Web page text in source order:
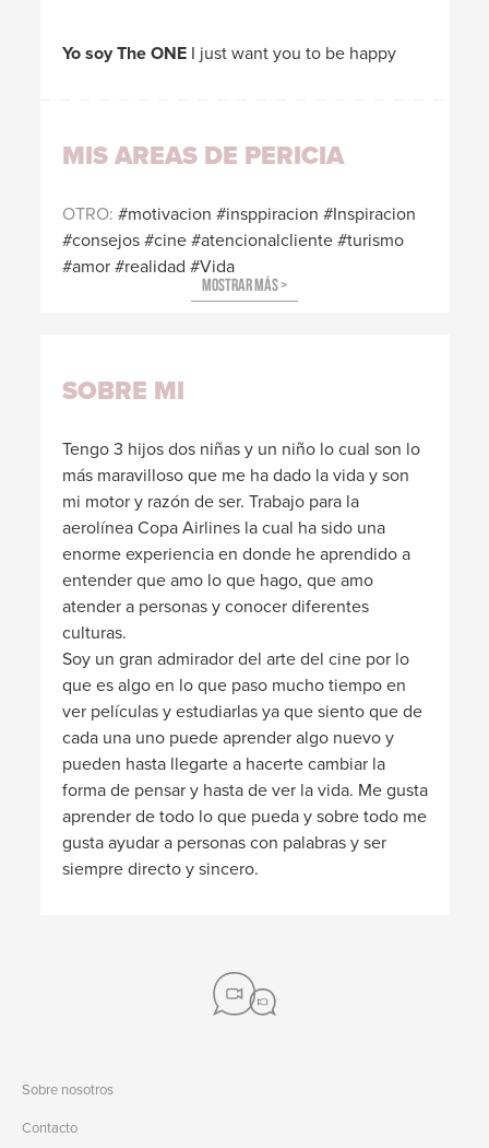
Yo soy The ONE I just want you to be happy
MIS AREAS DE PERICIA
OTRO motivacion insppiracion Inspiracion
consejos cine atencionalcliente turismo
amor realidad Vida
SOBRE MI
Tengo 3 hijos dos niñas y un niño lo cual son lo
más maravilloso que me ha dado la vida y son
mi motor y razón de ser. Trabajo para la
aerolínea Copa Airlines la cual ha sido una
enorme experiencia en donde he aprendido a
entender que amo lo que hago, que amo
atender a personas y conocer diferentes
culturas.
Soy un gran admirador del arte del cine por lo
que es algo en lo que paso mucho tiempo en
ver películas y estudiarlas ya que siento que de
cada una uno puede aprender algo nuevo y
pueden hasta llegarte a hacerte cambiar la
forma de pensar y hasta de ver la vida. Me gusta
aprender de todo lo que pueda y sobre todo me
gusta ayudar a personas con palabras y ser
siempre directo y sincero.
Sobre nosotros
Contacto